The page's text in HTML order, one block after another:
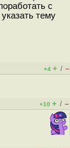
с
тему
+4 + / –
+10 + / –